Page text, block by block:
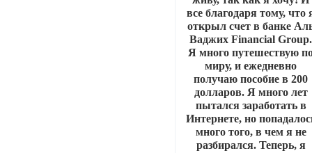
все благодаря тому, что
открыл счет в банке
Ваджих Financial Group.
Я много путешествую
миру, и ежедневно
получаю пособие в 200
долларов. Я много лет
пытался заработать в
Интернете, но
много того, в чем я не
разбирался. Теперь, я